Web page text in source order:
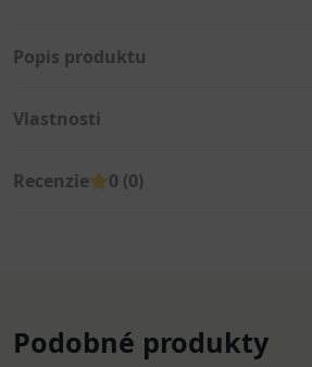
Popis produktu
Vlastnosti
Recenzie 0 (0)
Podobné produkty